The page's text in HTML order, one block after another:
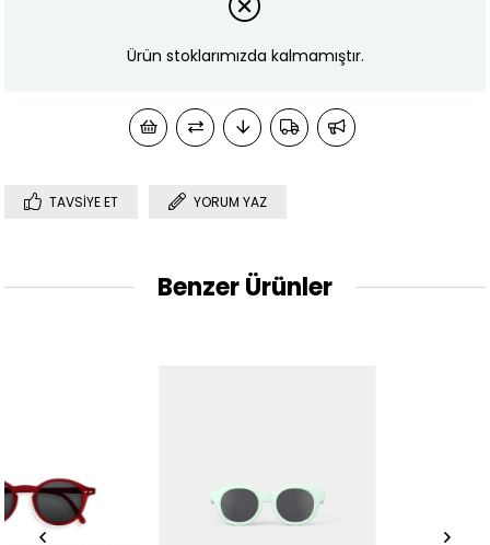
Ürün stoklarımızda kalmamıştır.
TAVSIYE ET YORUM YAZ
Benzer Ürünler